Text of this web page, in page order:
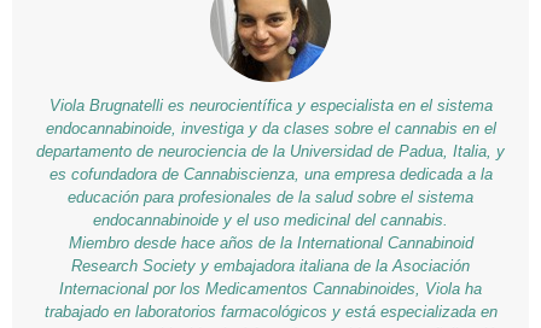
Viola Brugnatelli es neurocientífica y especialista en el sistema
endocannabinoide, investiga y da clases sobre el cannabis en el
departamento de neurociencia de la Universidad de Padua, Italia, y
es cofundadora de Cannabiscienza, una empresa dedicada a la
educación para profesionales de la salud sobre el sistema
endocannabinoide y el uso medicinal del cannabis.
Miembro desde hace años de la International Cannabinoid
Research Society y embajadora italiana de la Asociación
Internacional por los Medicamentos Cannabinoides, Viola ha
trabajado en laboratorios farmacológicos y está especializada en